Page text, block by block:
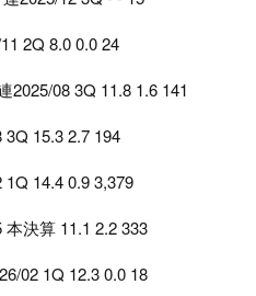
2Q 8.0 0.0 24
2025/08 3Q 11.8 1.6 141
15.3 2.7 194
14.4 0.9 3,379
決算 11.1 2.2 333
02 1Q 12.3 0.0 18